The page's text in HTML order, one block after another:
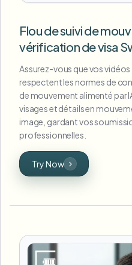
Flou de suivi de
vérification de visa
Assurez-vous que vos
respectent les normes de
de mouvement alimenté par
visages et détails en
image, gardant vos
professionnelles.
Try Now